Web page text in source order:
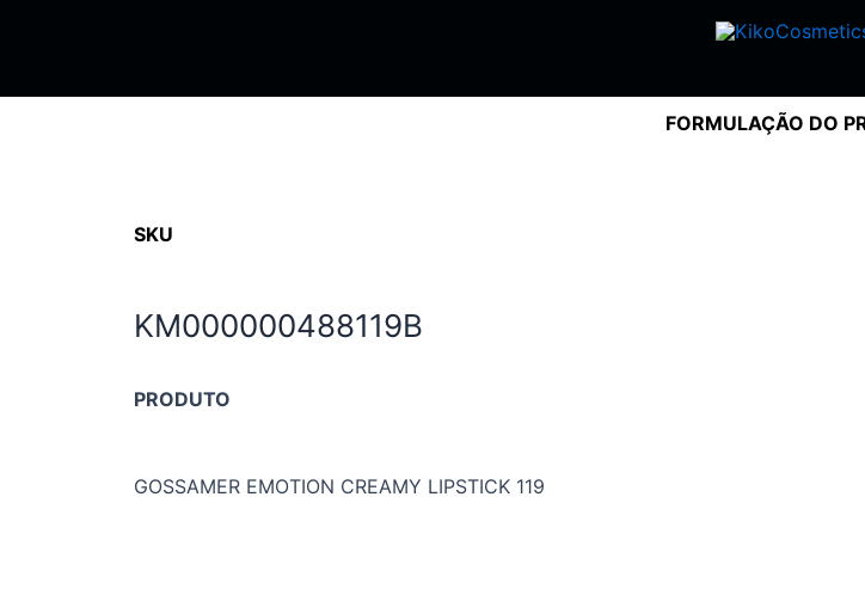
FORMULAÇÃO DO
SKU
KM000000488119B
PRODUTO
GOSSAMER EMOTION CREAMY LIPSTICK 119